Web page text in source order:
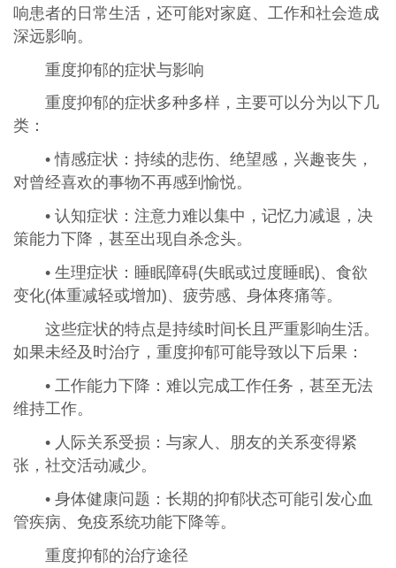
响患者的日常生活，还可能对家庭、工作和社会造成
深远影响。
重度抑郁的症状与影响
重度抑郁的症状多种多样，主要可以分为以下几
类：
• 情感症状：持续的悲伤、绝望感，兴趣丧失，
对曾经喜欢的事物不再感到愉悦。
• 认知症状：注意力难以集中，记忆力减退，决
策能力下降，甚至出现自杀念头。
• 生理症状：睡眠障碍(失眠或过度睡眠)、食欲
变化(体重减轻或增加)、疲劳感、身体疼痛等。
这些症状的特点是持续时间长且严重影响生活。
如果未经及时治疗，重度抑郁可能导致以下后果：
• 工作能力下降：难以完成工作任务，甚至无法
维持工作。
• 人际关系受损：与家人、朋友的关系变得紧
张，社交活动减少。
• 身体健康问题：长期的抑郁状态可能引发心血
管疾病、免疫系统功能下降等。
重度抑郁的治疗途径